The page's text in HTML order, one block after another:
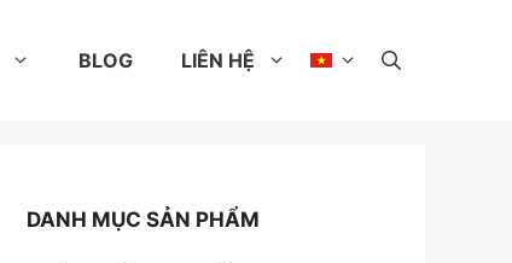
BLOG LIÊN HỆ
DANH MỤC SẢN PHẨM